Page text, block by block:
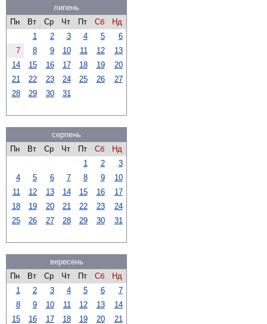
липень
Пн
Вт Ср Чт Пт Сб
Нд
1
2 3 4 5
6
7
8 9 10 11 12
13
14
15 16 17 18 19
20
21
22 23 24 25 26
27
28
29 30 31
серпень
Пн
Вт Ср Чт Пт Сб
Нд
1
2
3
4
5 6 7 8 9
10
11
12 13 14 15 16
17
18
19 20 21 22 23
24
25
26 27 28 29 30 31
вересень
Пн
Вт Ср Чт Пт Сб
Нд
1
2 3 4 5 6
7
8
9 10 11 12 13
14
15
16 17 18 19 20 21